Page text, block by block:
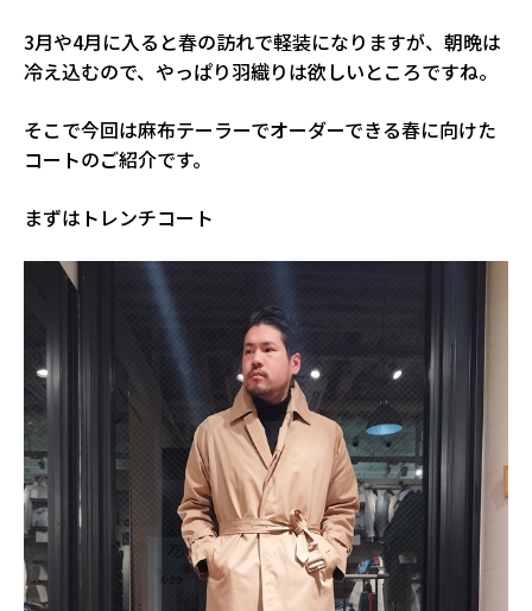
3月や4月に入ると春の訪れで軽装になりますが、朝晩は
冷え込むので、やっぱり羽織りは欲しいところですね。
そこで今回は麻布テーラーでオーダーできる春に向けた
コートのご紹介です。
まずはトレンチコート